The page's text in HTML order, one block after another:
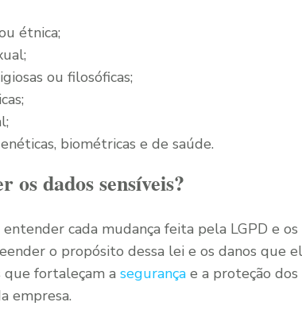
étnica;
ou filosóficas;
biométricas e de saúde.
os dados sensíveis?
cada mudança feita pela LGPD e
o propósito dessa lei e os danos que
fortaleçam a segurança e a proteção
empresa.